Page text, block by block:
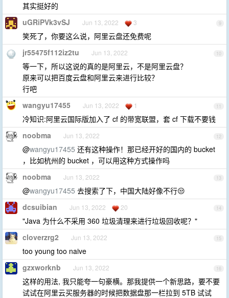
其实挺好的
9
uGRiPVk3vSJ Jun 13, 2022 3
笑死了，你要这么说，阿里云盘还免费呢
10
jr55475f112iz2tu Jun 13, 2022
等一下，所以这说的真的是阿里云，不是阿里云盘？
原来可以把百度云盘和阿里云来进行比较？
行吧
11
wangyu17455 Jun 13, 2022 1
冷知识:阿里云国际版加入了 cf 的带宽联盟，套 cf 下载不要钱
12
noobma Jun 13, 2022
@wangyu17455 还有这种操作！那已经开好的国内的 bucket
，比如杭州的 bucket ，可以用这种方式操作吗
13
noobma Jun 13, 2022
@wangyu17455 去搜索了下，中国大陆好像不行😒
14
dcsuibian Jun 13, 2022 20
"Java 为什么不采用 360 垃圾清理来进行垃圾回收呢？"
15
cloverzrg2 Jun 13, 2022
too young too naive
16
gzxworknb Jun 13, 2022
这样的用法, 我只能夸一句豪横。那我提供一个新思路，要不要
试试在阿里云买服务器的时候把数据盘那一栏拉到 5TB 试试